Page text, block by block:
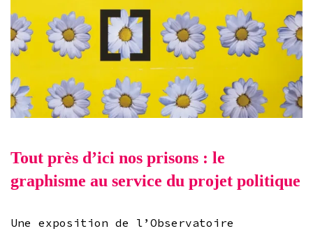
Tout près d’ici nos prisons : le
graphisme au service du projet politique
Une exposition de l’Observatoire